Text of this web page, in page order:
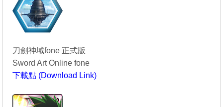
刀劍神域fone 正式版
Sword Art Online fone
下載點 (Download Link)